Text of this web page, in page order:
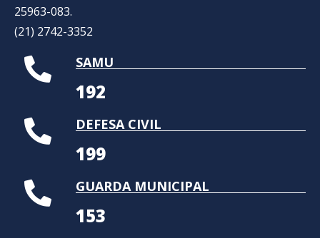
25963-083.
(21) 2742-3352​
SAMU
192
DEFESA CIVIL
199
GUARDA MUNICIPAL
153